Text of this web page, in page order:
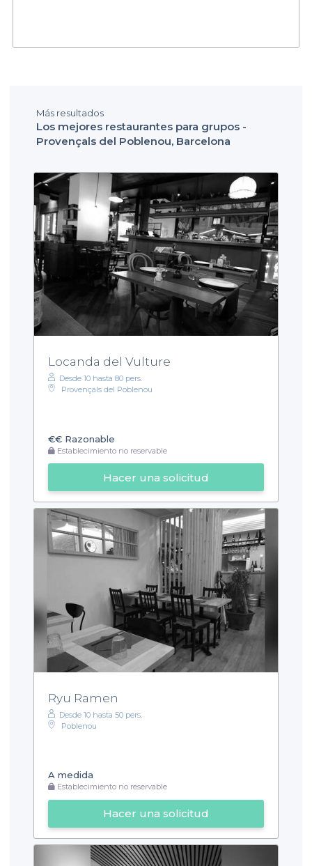
Más resultados
Los mejores restaurantes para grupos -
Provençals del Poblenou, Barcelona
Locanda del Vulture
Desde 10 hasta 80 pers.
Provençals del Poblenou
€€ Razonable
Establecimiento no reservable
Hacer una solicitud
Ryu Ramen
Desde 10 hasta 50 pers.
Poblenou
A medida
Establecimiento no reservable
Hacer una solicitud